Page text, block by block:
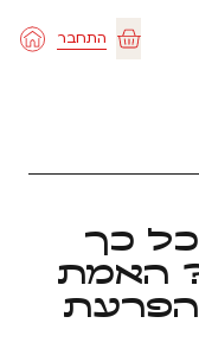
עגלת
התחבר
כך
האמת